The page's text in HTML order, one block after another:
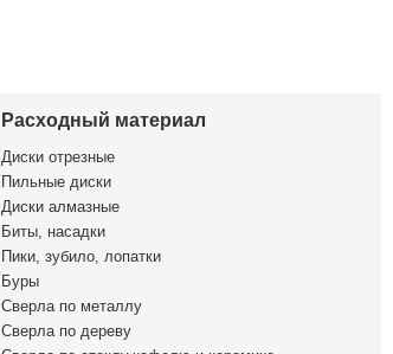
Расходный материал
Диски отрезные
Пильные диски
Диски алмазные
Биты, насадки
Пики, зубило, лопатки
Буры
Сверла по металлу
Сверла по дереву